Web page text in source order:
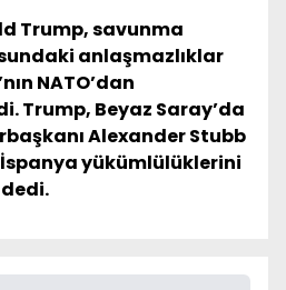
Trump, savunma
anlaşmazlıklar
NATO’dan
Trump, Beyaz Saray’da
Alexander Stubb
yükümlülüklerini